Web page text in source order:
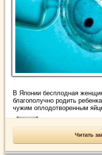
В Японии бесплодная
благополучно родить
чужим оплодотворенным
Читать